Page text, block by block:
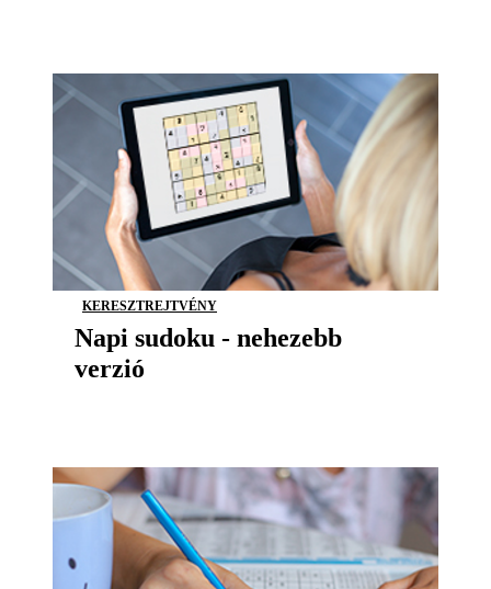
KERESZTREJTVÉNY
Napi sudoku - nehezebb
verzió